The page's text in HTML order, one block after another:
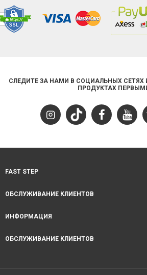
СЛЕДИТЕ ЗА НАМИ В СОЦИАЛЬНЫХ СЕТЯХ
ПРОДУКТАХ
FAST STEP
ОБСЛУЖИВАНИЕ КЛИЕНТОВ
ИНФОРМАЦИЯ
ОБСЛУЖИВАНИЕ КЛИЕНТОВ